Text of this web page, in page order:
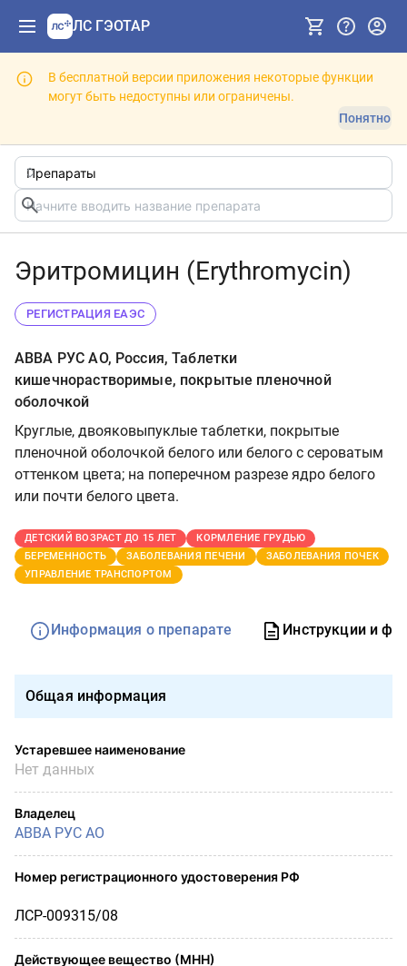
ЛС ГЭОТАР
В бесплатной версии приложения некоторые функции
могут быть недоступны или ограничены.
Понятно
Эритромицин (Erythromycin)
РЕГИСТРАЦИЯ ЕАЭС
АВВА РУС АО, Россия, Таблетки
кишечнорастворимые, покрытые пленочной
оболочкой
Круглые, двояковыпуклые таблетки, покрытые
пленочной оболочкой белого или белого с сероватым
оттенком цвета; на поперечном разрезе ядро белого
или почти белого цвета.
ДЕТСКИЙ ВОЗРАСТ ДО 15 ЛЕТ
КОРМЛЕНИЕ ГРУДЬЮ
БЕРЕМЕННОСТЬ
ЗАБОЛЕВАНИЯ ПЕЧЕНИ
ЗАБОЛЕВАНИЯ ПОЧЕК
УПРАВЛЕНИЕ ТРАНСПОРТОМ
Информация о препарате Инструкции и
Общая информация
Устаревшее наименование
Нет данных
Владелец
АВВА РУС АО
Номер регистрационного удостоверения РФ
ЛСР-009315/08
Действующее вещество (МНН)